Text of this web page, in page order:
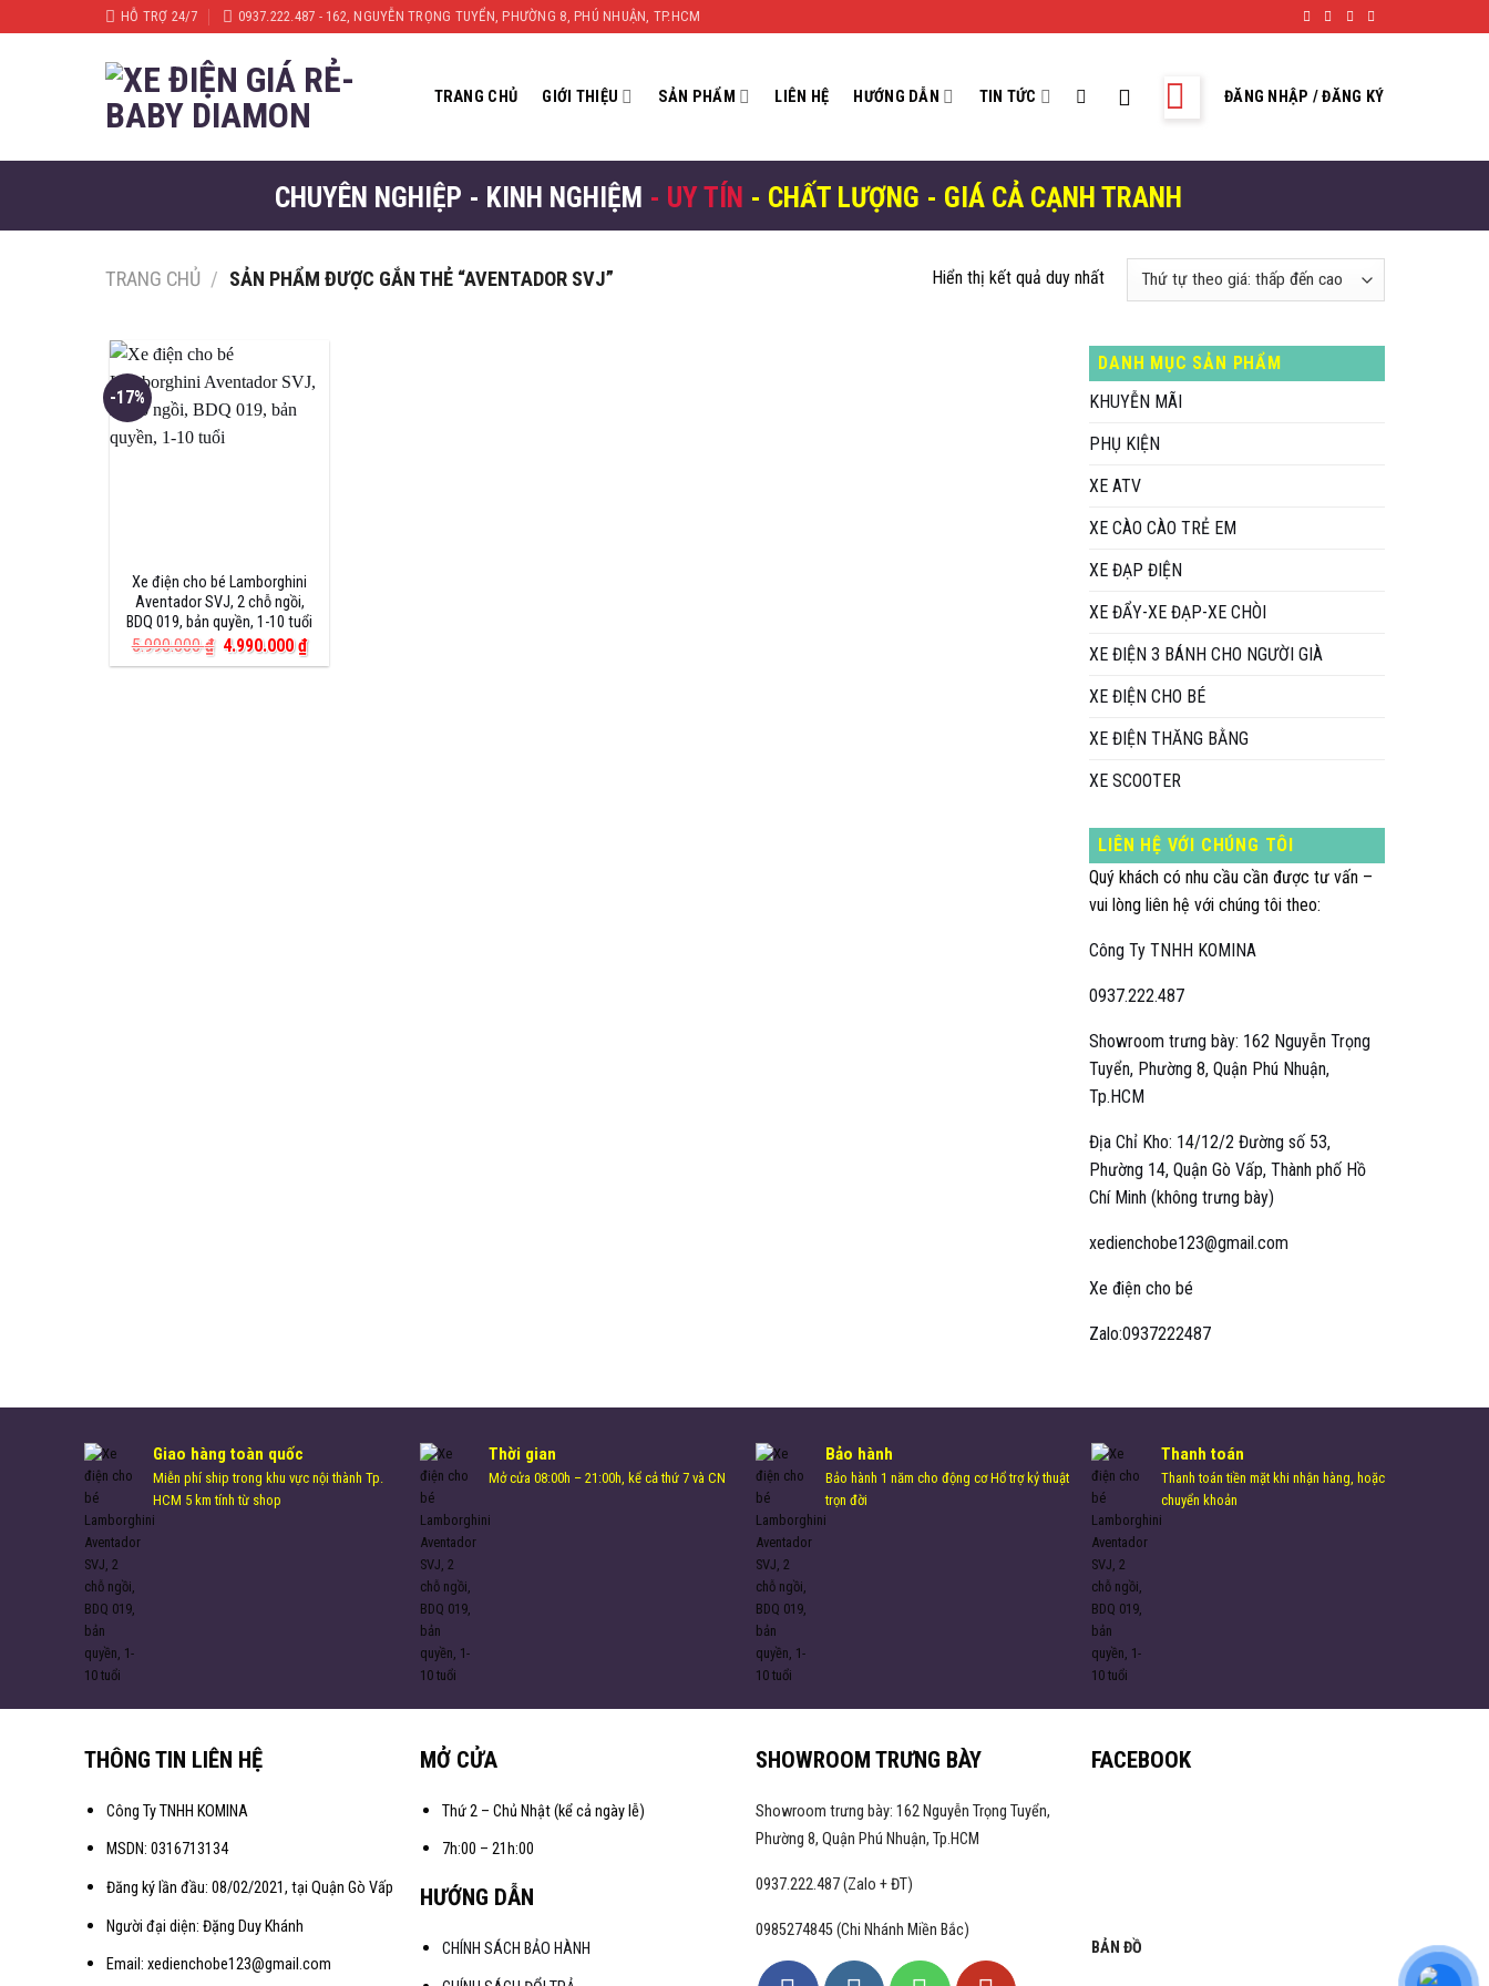
to
HỖ TRỢ 24/7 0937.222.487 - 162, NGUYỄN TRỌNG TUYỂN, PHƯỜNG 8, PHÚ NHUẬN, TP.HCM
TRANG CHỦ GIỚI THIỆU SẢN PHẨM LIÊN HỆ HƯỚNG DẪN TIN TỨC ĐĂNG NHẬP / ĐĂNG KÝ
CHUYÊN NGHIỆP - KINH NGHIỆM - UY TÍN - CHẤT LƯỢNG - GIÁ CẢ CẠNH TRANH
TRANG CHỦ / SẢN PHẨM ĐƯỢC GẮN THẺ “AVENTADOR SVJ” Hiển thị kết quả duy nhất
-17%
Xe điện cho bé Lamborghini
Aventador SVJ, 2 chỗ ngồi,
BDQ 019, bản quyền, 1-10 tuổi
5.990.000₫ Giá
gốc
4.990.000₫Giá
hiện
DANH MỤC SẢN PHẨM
KHUYỄN MÃI
PHỤ KIỆN
XE ATV
XE CÀO CÀO TRẺ EM
XE ĐẠP ĐIỆN
XE ĐẨY-XE ĐẠP-XE CHÒI
XE ĐIỆN 3 BÁNH CHO NGƯỜI GIÀ
XE ĐIỆN CHO BÉ
XE ĐIỆN THĂNG BẰNG
XE SCOOTER
LIÊN HỆ VỚI CHÚNG TÔI
Quý khách có nhu cầu cần được tư vấn –
vui lòng liên hệ với chúng tôi theo:
Công Ty TNHH KOMINA
0937.222.487
Showroom trưng bày: 162 Nguyễn Trọng
Tuyển, Phường 8, Quận Phú Nhuận,
Tp.HCM
Địa Chỉ Kho: 14/12/2 Đường số 53,
Phường 14, Quận Gò Vấp, Thành phố Hồ
Chí Minh (không trưng bày)
xedienchobe123@gmail.com
Xe điện cho bé
Zalo:0937222487
Giao hàng toàn quốc
Miễn phí ship trong khu vực nội thành Tp.
HCM 5 km tính từ shop
Thời gian
Mở cửa 08:00h – 21:00h, kể cả thứ 7 và CN
Bảo hành
Bảo hành 1 năm cho động cơ Hổ trợ kỷ thuật
trọn đời
Thanh toán
Thanh toán tiền mặt khi nhận hàng, hoặc
chuyển khoản
THÔNG TIN LIÊN HỆ
Công Ty TNHH KOMINA
MSDN: 0316713134
Đăng ký lần đầu: 08/02/2021, tại Quận Gò Vấp
Người đại diện: Đặng Duy Khánh
Email: xedienchobe123@gmail.com
MỞ CỬA
Thứ 2 – Chủ Nhật (kể cả ngày lễ)
7h:00 – 21h:00
HƯỚNG DẪN
CHÍNH SÁCH BẢO HÀNH
SHOWROOM TRƯNG BÀY
Showroom trưng bày: 162 Nguyễn Trọng Tuyển,
Phường 8, Quận Phú Nhuận, Tp.HCM
0937.222.487 (Zalo + ĐT)
0985274845 (Chi Nhánh Miền Bắc)
FACEBOOK
BẢN ĐỒ